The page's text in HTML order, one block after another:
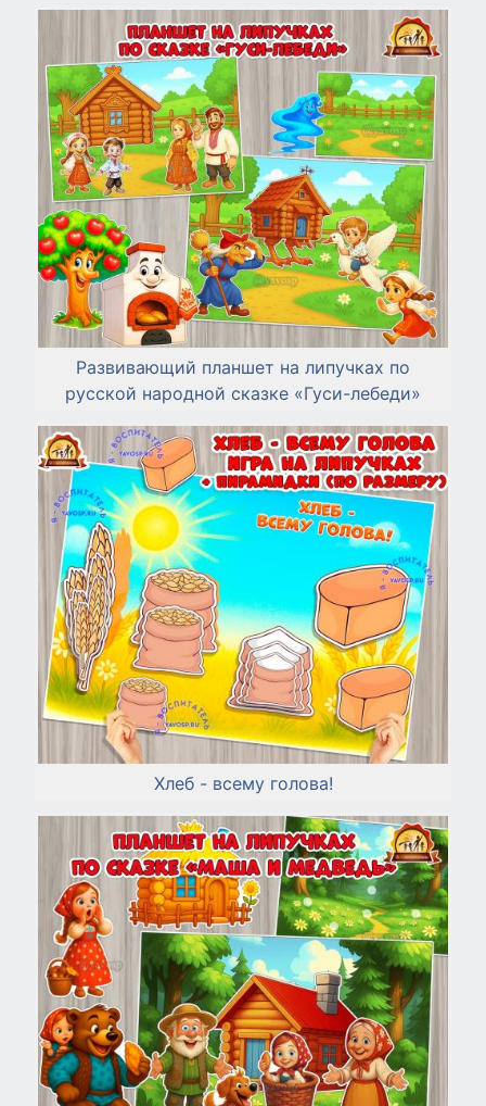
Развивающий планшет на липучках по
русской народной сказке «Гуси-лебеди»
Хлеб - всему голова!